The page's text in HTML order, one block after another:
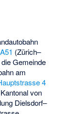
A51 (Zürich–
Gemeinde
am
4
von
Dielsdorf–